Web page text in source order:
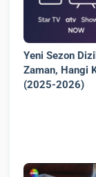
Yeni Sezon
Zaman, Hangi
(2025-2026)